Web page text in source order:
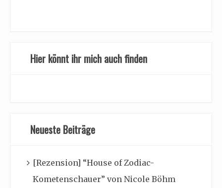
Hier könnt ihr mich auch finden
Neueste Beiträge
[Rezension] “House of Zodiac-
Kometenschauer” von Nicole Böhm